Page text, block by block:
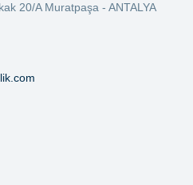
20/A Muratpaşa - ANTALYA